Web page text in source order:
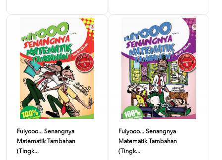
Fuiyooo... Senangnya
Matematik Tambahan
(Tingk...
Fuiyooo... Senangnya
Matematik Tambahan
(Tingk...